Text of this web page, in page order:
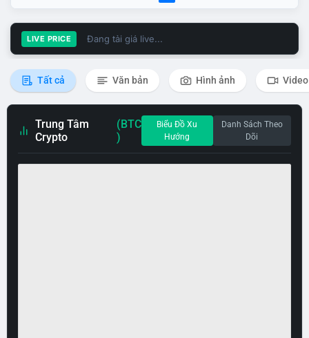
LIVE PRICE Đang tải giá live...
Tất cả Văn bản Hình ảnh Video
Trung Tâm
Crypto
(BTC
)
Biểu Đồ Xu
Hướng
Danh Sách Theo
Dõi